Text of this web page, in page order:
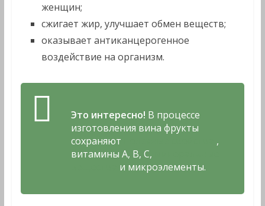
женщин;
сжигает жир, улучшает обмен веществ;
оказывает антиканцерогенное
воздействие на организм.
Это интересно! В процессе
изготовления вина фрукты
сохраняют
,
витамины A, B, C,
и микроэлементы.